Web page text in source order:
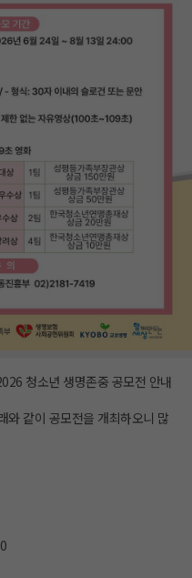
청소년 생명존중 공모전 안내
와 같이 공모전을 개최하오니 많